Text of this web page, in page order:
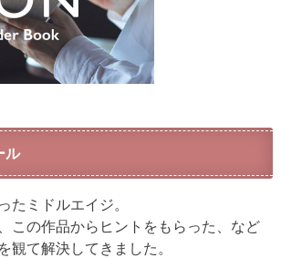
ル
たミドルエイジ。
この作品からヒントをもらった、など
観て解決してきました。